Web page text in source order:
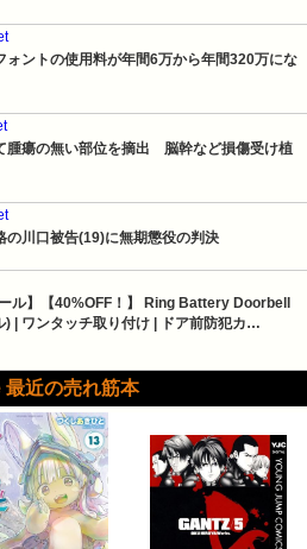
ォントの使用料が年間6万から年間320万にな
瘍の無い部位を摘出　脳幹など損傷受け植
の川口被告(19)に無期懲役の判決
ル】【40%OFF！】 Ring Battery Doorbell
) | ワンタッチ取り付け | ドア前防犯カ…
最近の売れ筋本